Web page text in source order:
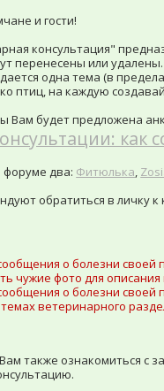
и гости!
консультация"
перенесены или удалены.
одна тема (в
птиц, на каждую
Вам будет предложена
как
форуме два: Фитюлька,
обратиться в личку
о болезни своей
чужие фото для
о болезни своей
ветеринарного
также ознакомиться с